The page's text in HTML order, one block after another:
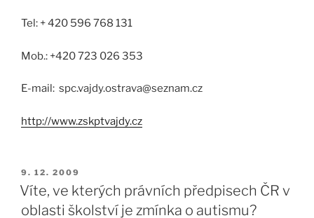
Tel: + 420 596 768 131
Mob.: +420 723 026 353
E-mail: spc.vajdy.ostrava@seznam.cz
http://www.zskptvajdy.cz
9. 12. 2009
Víte, ve kterých právních předpisech ČR v
oblasti školství je zmínka o autismu?